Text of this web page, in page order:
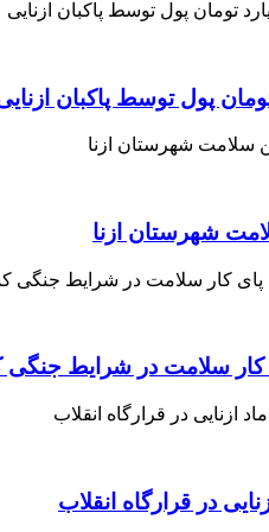
پول توسط پاکبان
شهرستان ازنا
کار سلامت در شرایط
در قرارگاه انقلاب